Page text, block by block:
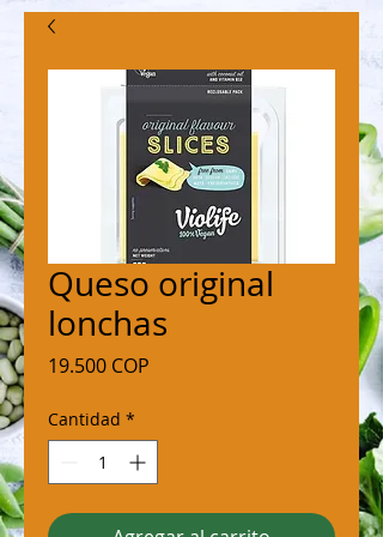
Queso original
lonchas
19.500 COP
Cantidad *